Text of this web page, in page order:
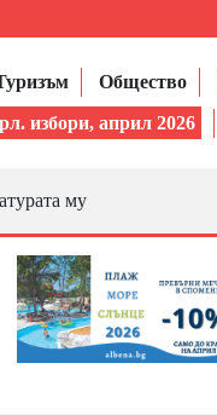
Общество
избори, април 2026
му